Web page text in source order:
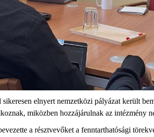
sikeresen elnyert nemzetközi pályázat került
, miközben hozzájárulnak az intézmény
a résztvevőket a fenntarthatósági